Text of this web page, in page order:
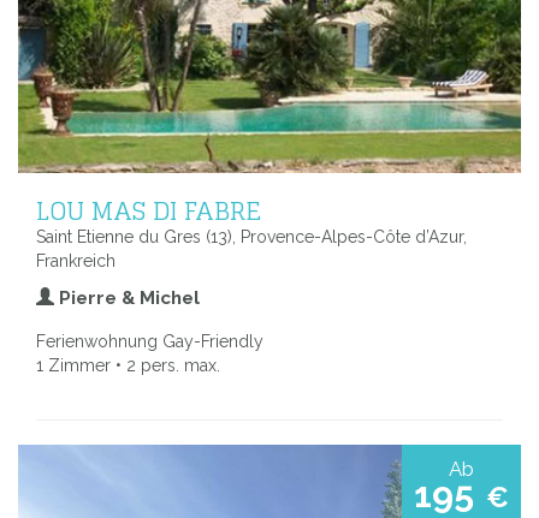
LOU MAS DI FABRE
Saint Etienne du Gres (13), Provence-Alpes-Côte d’Azur,
Frankreich
Pierre & Michel
Ferienwohnung Gay-Friendly
1 Zimmer • 2 pers. max.
Ab
195 €